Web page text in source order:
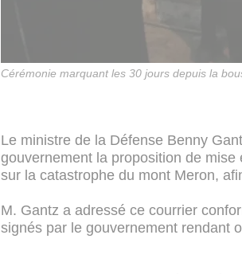
Cérémonie marquant les 30 jours depuis la
Le ministre de la Défense Benny
gouvernement la proposition de
sur la catastrophe du mont Meron,
M. Gantz a adressé ce courrier
signés par le gouvernement rendant